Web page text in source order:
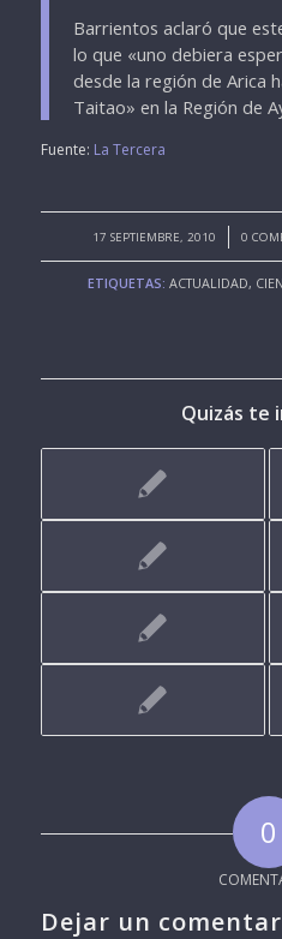
Barrientos aclaró que
lo que «uno debiera
desde la región de Arica
Taitao» en la Región de
Fuente: La Tercera
17 SEPTIEMBRE, 2010
/ 0 /
ETIQUETAS: ACTUALIDAD,
Quizás te
0
Dejar un